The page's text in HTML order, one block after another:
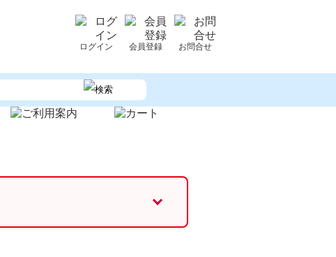
ログイン 会員登録 お問合せ